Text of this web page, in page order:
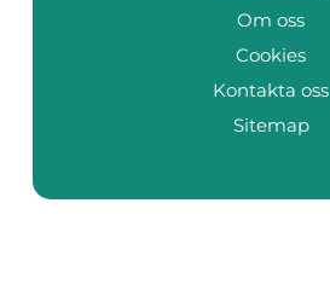
Om oss
Cookies
Kontakta oss
Sitemap